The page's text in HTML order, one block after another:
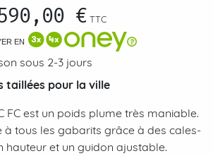
€ TTC
EN
sous 2-3 jours
taillées pour la ville
FC est un poids plume très maniable.
à tous les gabarits grâce à des cales-
hauteur et un guidon ajustable.